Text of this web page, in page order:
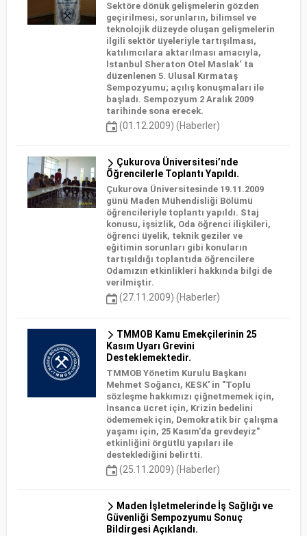
Sektöre dönük gelişmelerin gözden
geçirilmesi, sorunların, bilimsel ve
teknolojik düzeyde oluşan gelişmelerin
ilgili sektör üyeleriyle tartışılması,
katılımcılara aktarılması amacıyla,
İstanbul Sheraton Otel Maslak‘ ta
düzenlenen 5. Ulusal Kırmataş
Sempozyumu; açılış konuşmaları ile
başladı. Sempozyum 2 Aralık 2009
tarihinde sona erecek.
(01.12.2009) (Haberler)
Çukurova Üniversitesi’nde
Öğrencilerle Toplantı Yapıldı.
Çukurova Üniversitesinde 19.11.2009
günü Maden Mühendisliği Bölümü
öğrencileriyle toplantı yapıldı. Staj
konusu, işsizlik, Oda öğrenci ilişkileri,
öğrenci üyelik, teknik geziler ve
eğitimin sorunları gibi konuların
tartışıldığı toplantıda öğrencilere
Odamızın etkinlikleri hakkında bilgi de
verilmiştir.
(27.11.2009) (Haberler)
TMMOB Kamu Emekçilerinin 25
Kasım Uyarı Grevini
Desteklemektedir.
TMMOB Yönetim Kurulu Başkanı
Mehmet Soğancı, KESK' in "Toplu
sözleşme hakkımızı çiğnetmemek için,
İnsanca ücret için, Krizin bedelini
ödememek için, Demokratik bir çalışma
yaşamı için, 25 Kasım'da grevdeyiz"
etkinliğini örgütlü yapıları ile
desteklediğini belirtti.
(25.11.2009) (Haberler)
Maden İşletmelerinde İş Sağlığı ve
Güvenliği Sempozyumu Sonuç
Bildirgesi Açıklandı.